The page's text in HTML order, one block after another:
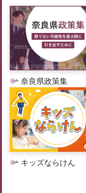
奈良県政策集
キッズならけん